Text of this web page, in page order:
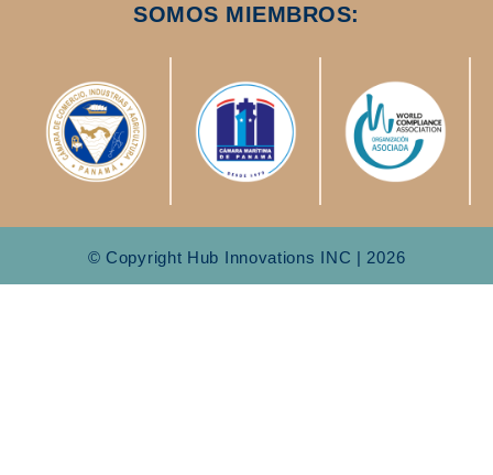
SOMOS MIEMBROS:
© Copyright Hub Innovations INC | 2026